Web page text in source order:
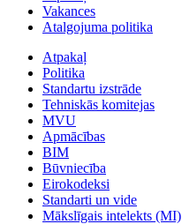
Vakances
Atalgojuma politika
Atpakaļ
Politika
Standartu izstrāde
Tehniskās komitejas
MVU
Apmācības
BIM
Būvniecība
Eirokodeksi
Standarti un vide
Mākslīgais intelekts (MI)